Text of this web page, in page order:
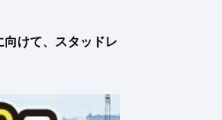
向けて、スタッドレ